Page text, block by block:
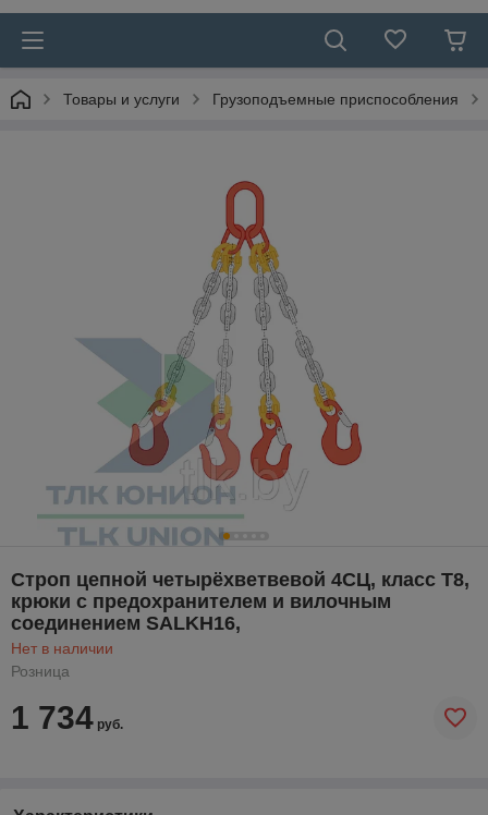
Товары и услуги Грузоподъемные приспособления
Строп цепной четырёхветвевой 4СЦ, класс Т8,
крюки с предохранителем и вилочным
соединением SALKH16,
Нет в наличии
Розница
1 734 руб.